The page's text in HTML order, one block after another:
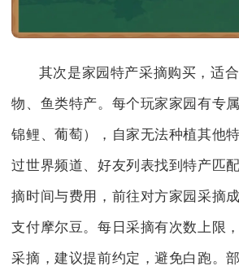
其次是家园特产采摘购买，适
物、鱼类特产。每个玩家家园有专
锦鲤、葡萄），自家无法种植其他
过世界频道、好友列表找到特产匹
摘时间与费用，前往对方家园采摘
支付摩尔豆。每日采摘有次数上限
采摘，建议提前约定，避免白跑。